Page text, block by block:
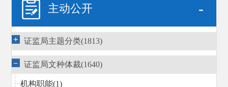
主动公开 -
证监局主题分类(1813)
证监局文种体裁(1640)
机构职能(1)